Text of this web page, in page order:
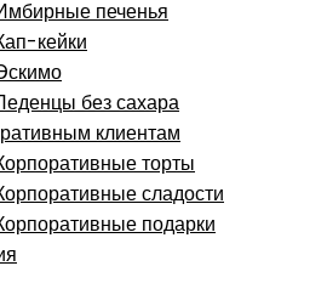
печенья
кейки
без сахара
клиентам
торты
сладости
подарки